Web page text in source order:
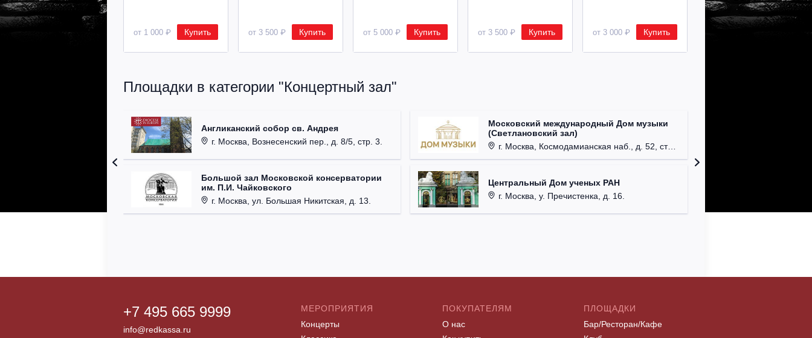
от 1 000 ₽ Купить от 3 500 ₽ Купить от 5 000 ₽ Купить от 3 500 ₽ Купить от 3 000 ₽ Купить
Площадки в категории "Концертный зал"
Англиканский собор св. Андрея
г. Москва, Вознесенский пер., д. 8/5, стр. 3.
Большой зал Московской консерватории
им. П.И. Чайковского
г. Москва, ул. Большая Никитская, д. 13.
Московский международный Дом музыки
(Светлановский зал)
г. Москва, Космодамианская наб., д. 52, стр. 8.
Центральный Дом ученых РАН
г. Москва, у. Пречистенка, д. 16.
+7 495 665 9999
info@redkassa.ru
МЕРОПРИЯТИЯ
Концерты
ПОКУПАТЕЛЯМ
О нас
ПЛОЩАДКИ
Бар/Ресторан/Кафе